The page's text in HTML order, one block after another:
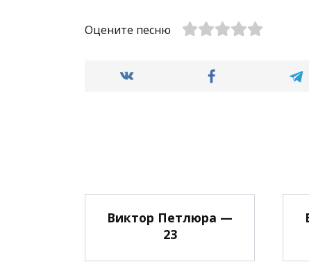
Оцените песню
Виктор Петлюра —
23